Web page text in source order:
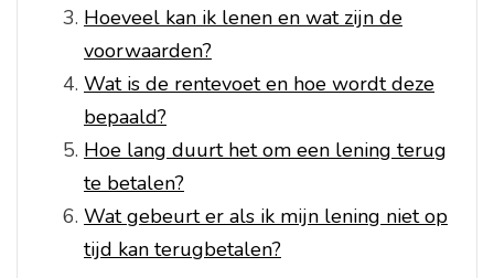
Hoeveel kan ik lenen en wat zijn de
voorwaarden?
Wat is de rentevoet en hoe wordt deze
bepaald?
Hoe lang duurt het om een lening terug
te betalen?
Wat gebeurt er als ik mijn lening niet op
tijd kan terugbetalen?